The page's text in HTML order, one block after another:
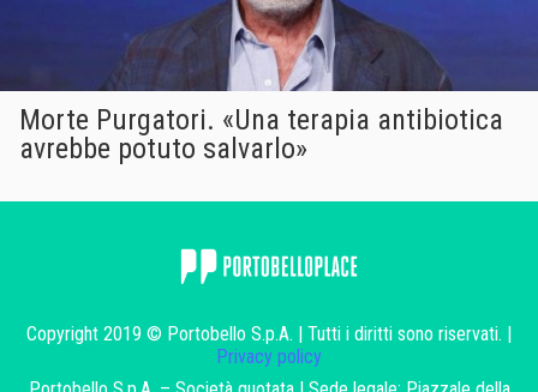
Morte Purgatori. «Una terapia antibiotica
avrebbe potuto salvarlo»
Copyright 2019 © Portobello S.p.A. | Tutti i diritti sono riservati. |
Privacy policy